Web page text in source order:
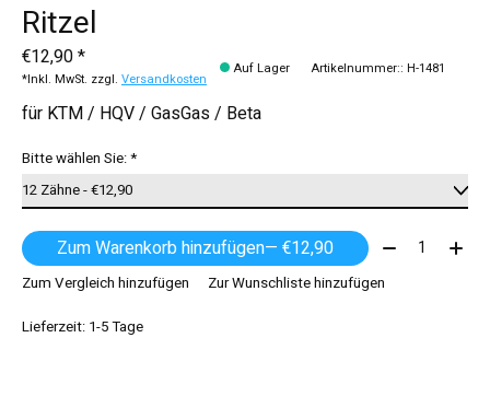
Ritzel
€12,90 *
*Inkl. MwSt. zzgl. Versandkosten
Auf Lager Artikelnummer:: H-1481
für KTM / HQV / GasGas / Beta
Bitte wählen Sie:*
Zum Warenkorb hinzufügen — €12,90 Menge:
Zum Vergleich hinzufügen
Zur Wunschliste hinzufügen
Lieferzeit: 1-5 Tage